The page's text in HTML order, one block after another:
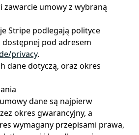
zawarcie umowy z wybraną
Stripe podlegają polityce
pod adresem
privacy.
dane dotyczą, oraz okres
dane są najpierw
okres gwarancyjny, a
wymagany przepisami prawa,